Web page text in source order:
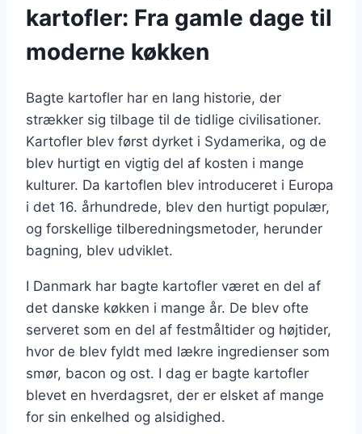
kartofler: Fra gamle dage til
moderne køkken
Bagte kartofler har en lang historie, der
strækker sig tilbage til de tidlige civilisationer.
Kartofler blev først dyrket i Sydamerika, og de
blev hurtigt en vigtig del af kosten i mange
kulturer. Da kartoflen blev introduceret i Europa
i det 16. århundrede, blev den hurtigt populær,
og forskellige tilberedningsmetoder, herunder
bagning, blev udviklet.
I Danmark har bagte kartofler været en del af
det danske køkken i mange år. De blev ofte
serveret som en del af festmåltider og højtider,
hvor de blev fyldt med lækre ingredienser som
smør, bacon og ost. I dag er bagte kartofler
blevet en hverdagsret, der er elsket af mange
for sin enkelhed og alsidighed.